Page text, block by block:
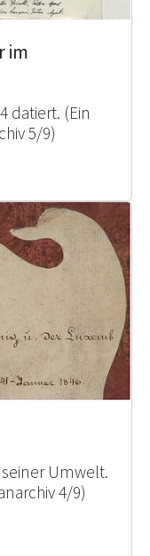
im
datiert. (Ein
5/9)
Umwelt.
4/9)